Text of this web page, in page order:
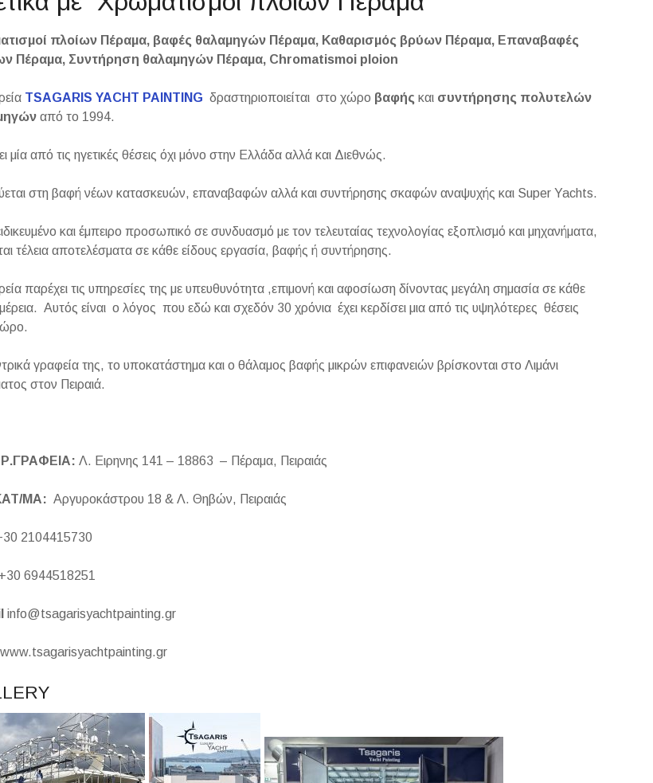
πλοίων Πέραμα, βαφές θαλαμηγών Πέραμα, Καθαρισμός βρύων Πέραμα, Επαναβαφές
Πέραμα, Συντήρηση θαλαμηγών Πέραμα, Chromatismoi ploion
TSAGARIS YACHT PAINTING δραστηριοποιείται στο χώρο βαφής και συντήρησης πολυτελών
από το 1994.
μία από τις ηγετικές θέσεις όχι μόνο στην Ελλάδα αλλά και Διεθνώς.
στη βαφή νέων κατασκευών, επαναβαφών αλλά και συντήρησης σκαφών αναψυχής και Super Yachts.
και έμπειρο προσωπικό σε συνδυασμό με τον τελευταίας τεχνολογίας εξοπλισμό και μηχανήματα,
τέλεια αποτελέσματα σε κάθε είδους εργασία, βαφής ή συντήρησης.
παρέχει τις υπηρεσίες της με υπευθυνότητα ,επιμονή και αφοσίωση δίνοντας μεγάλη σημασία σε κάθε
Αυτός είναι ο λόγος που εδώ και σχεδόν 30 χρόνια έχει κερδίσει μια από τις υψηλότερες θέσεις
γραφεία της, το υποκατάστημα και ο θάλαμος βαφής μικρών επιφανειών βρίσκονται στο Λιμάνι
στον Πειραιά.
Λ. Ειρηνης 141 – 18863 – Πέραμα, Πειραιάς
ΜΑ:Αργυροκάστρου 18 & Λ. Θηβών, Πειραιάς
2104415730
+30 6944518251
info@tsagarisyachtpainting.gr
www.tsagarisyachtpainting.gr